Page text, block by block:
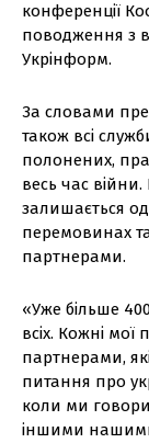
конференції
поводження з
Укрінформ.
За словами
також всі
полонених,
весь час
залишається
перемовинах
партнерами.
«Уже більше
всіх. Кожні мої
партнерами,
питання про
коли ми
іншими